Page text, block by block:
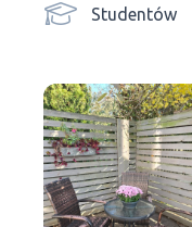
Studentów